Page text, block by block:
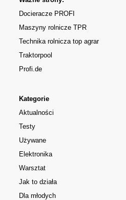
Kategorie
Aktualności
Testy
Używane
Elektronika
Warsztat
Jak to działa
Dla młodych
Docieracze PROFI
Maszyny rolnicze TPR
Technika rolnicza top agrar
Traktorpool
Profi.de